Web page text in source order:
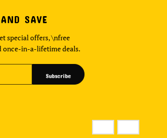
SAVE
special offers, \nfree
once-in-a-lifetime deals.
Subscribe